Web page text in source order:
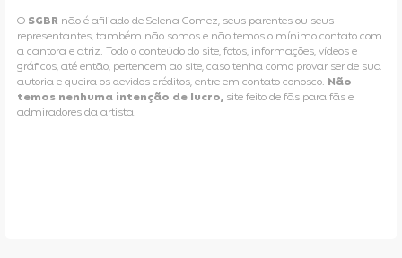
O SGBR não é afiliado de Selena Gomez, seus parentes ou seus
representantes, também não somos e não temos o mínimo contato com
a cantora e atriz. Todo o conteúdo do site, fotos, informações, vídeos e
gráficos, até então, pertencem ao site, caso tenha como provar ser de sua
autoria e queira os devidos créditos, entre em contato conosco. Não
temos nenhuma intenção de lucro, site feito de fãs para fãs e
admiradores da artista.